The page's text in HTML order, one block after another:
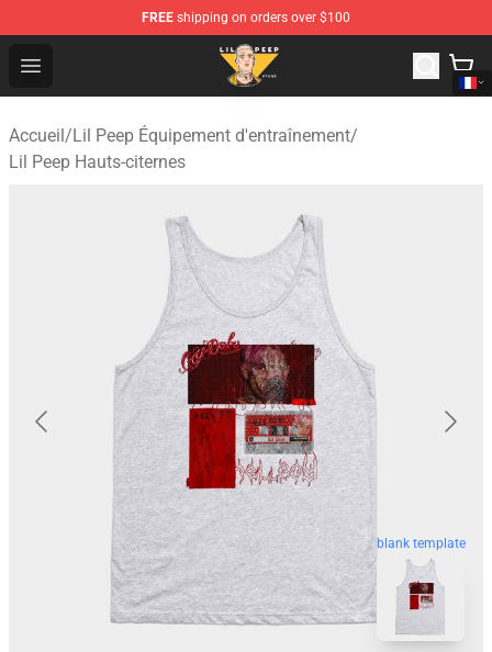
FREE shipping on orders over $100
Open menu
Lil Peep Store - Official Lil Peep Merchandise Shop
Accueil/Lil Peep Équipement d'entraînement/
Lil Peep Hauts-citernes
blank template